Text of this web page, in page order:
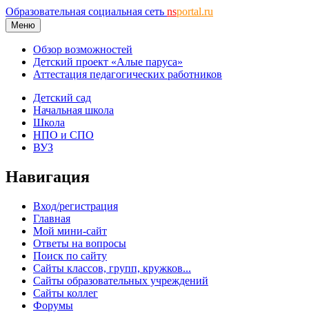
Образовательная социальная сеть nsportal.ru
Меню
Обзор возможностей
Детский проект «Алые паруса»
Аттестация педагогических работников
Детский сад
Начальная школа
Школа
НПО и СПО
ВУЗ
Навигация
Вход/регистрация
Главная
Мой мини-сайт
Ответы на вопросы
Поиск по сайту
Сайты классов, групп, кружков...
Сайты образовательных учреждений
Сайты коллег
Форумы